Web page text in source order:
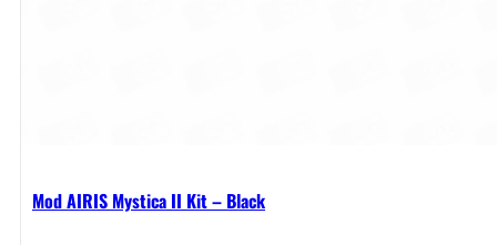
Mod AIRIS Mystica II Kit – Black